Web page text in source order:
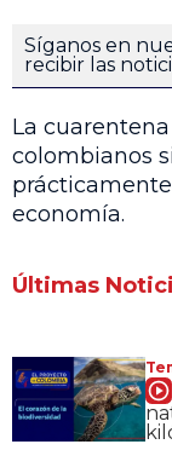
Síganos en
recibir las
La
colombianos
economía.
Últimas